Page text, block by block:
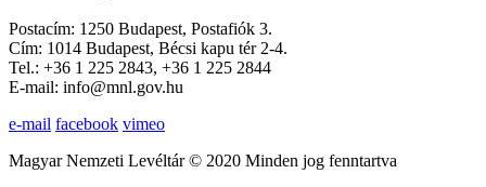
Postacím: 1250 Budapest, Postafiók 3.
Cím: 1014 Budapest, Bécsi kapu tér 2-4.
Tel.: +36 1 225 2843, +36 1 225 2844
E-mail: info@mnl.gov.hu
e-mail facebook vimeo
Magyar Nemzeti Levéltár © 2020 Minden jog fenntartva